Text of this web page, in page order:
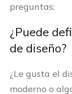
preguntas:
¿Puede
de diseño?
¿Le gusta el
moderno o